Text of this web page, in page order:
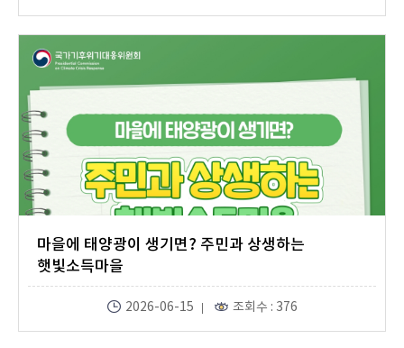
마을에 태양광이 생기면? 주민과 상생하는
햇빛소득마을
2026-06-15 조회수 : 376